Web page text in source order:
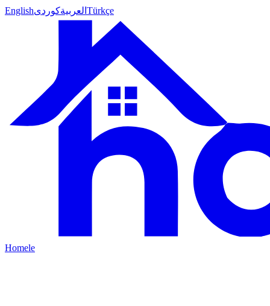
English العربيةکوردی Türkçe
Homele